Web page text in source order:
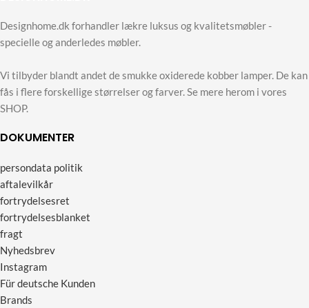
Designhome.dk forhandler lækre luksus og kvalitetsmøbler -
specielle og anderledes møbler.
Vi tilbyder blandt andet de smukke oxiderede kobber lamper. De kan
fås i flere forskellige størrelser og farver. Se mere herom i vores
SHOP.
DOKUMENTER
persondata politik
aftalevilkår
fortrydelsesret
fortrydelsesblanket
fragt
Nyhedsbrev
Instagram
Für deutsche Kunden
Brands